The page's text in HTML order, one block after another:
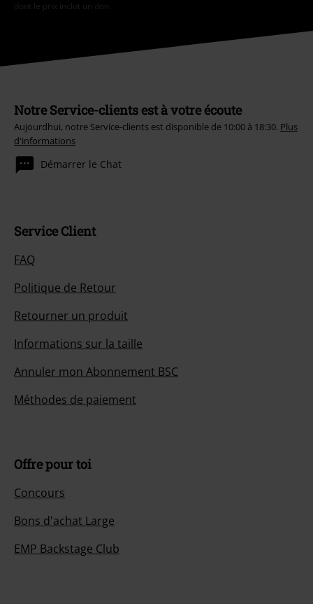
dont le prix inclut un don.
Notre Service-clients est à votre écoute
Aujourdhui, notre Service-clients est disponible de 10:00 à 18:30. Plus
d'informations
Démarrer le Chat
Service Client
FAQ
Politique de Retour
Retourner un produit
Informations sur la taille
Annuler mon Abonnement BSC
Méthodes de paiement
Offre pour toi
Concours
Bons d'achat Large
EMP Backstage Club